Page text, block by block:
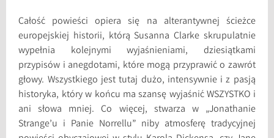
Całość powieści opiera się na alterantywnej ścieżce
europejskiej historii, którą Susanna Clarke skrupulatnie
wypełnia kolejnymi wyjaśnieniami, dziesiątkami
przypisów i anegdotami, które mogą przyprawić o zawrót
głowy. Wszystkiego jest tutaj dużo, intensywnie i z pasją
historyka, który w końcu ma szansę wyjaśnić WSZYSTKO i
ani słowa mniej. Co więcej, stwarza w „Jonathanie
Strange’u i Panie Norrellu” niby atmosferę tradycyjnej